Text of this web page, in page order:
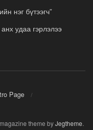
нэг бүтээгч”
удаа гэрлэлээ
Page
theme byJegtheme.